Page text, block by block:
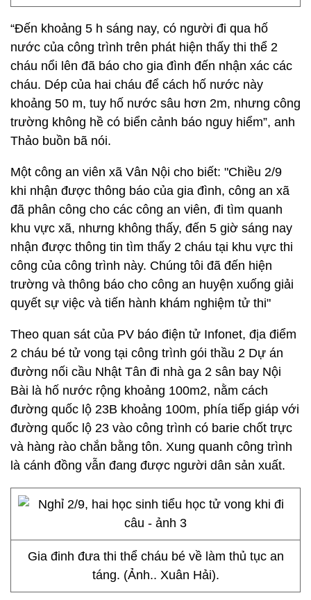
“Đến khoảng 5 h sáng nay, có người đi qua hố
nước của công trình trên phát hiện thấy thi thể 2
cháu nổi lên đã báo cho gia đình đến nhận xác các
cháu. Dép của hai cháu để cách hố nước này
khoảng 50 m, tuy hố nước sâu hơn 2m, nhưng công
trường không hề có biển cảnh báo nguy hiểm”, anh
Thảo buồn bã nói.
Một công an viên xã Vân Nội cho biết: "Chiều 2/9
khi nhận được thông báo của gia đình, công an xã
đã phân công cho các công an viên, đi tìm quanh
khu vực xã, nhưng không thấy, đến 5 giờ sáng nay
nhận được thông tin tìm thấy 2 cháu tại khu vực thi
công của công trình này. Chúng tôi đã đến hiện
trường và thông báo cho công an huyện xuống giải
quyết sự việc và tiến hành khám nghiệm tử thi"
Theo quan sát của PV báo điện tử Infonet, địa điểm
2 cháu bé tử vong tại công trình gói thầu 2 Dự án
đường nối cầu Nhật Tân đi nhà ga 2 sân bay Nội
Bài là hố nước rộng khoảng 100m2, nằm cách
đường quốc lộ 23B khoảng 100m, phía tiếp giáp với
đường quốc lộ 23 vào công trình có barie chốt trực
và hàng rào chắn bằng tôn. Xung quanh công trình
là cánh đồng vẫn đang được người dân sản xuất.
Gia đinh đưa thi thể cháu bé về làm thủ tục an
táng. (Ảnh.. Xuân Hải).